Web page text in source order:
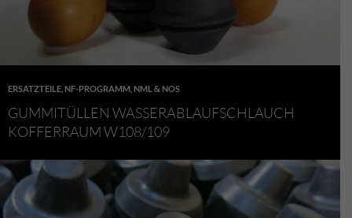
ERSATZTEILE NF-PROGRAMM NML & NOS
GUMMITÜLLEN WASSERABLAUFSCHLAUCH
KOFFERRAUM W108/109